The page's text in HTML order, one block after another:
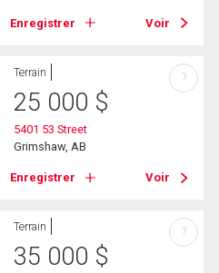
Enregistrer Voir
Terrain
25 000 $
5401 53 Street
Grimshaw, AB
Enregistrer Voir
?
Terrain
35 000 $
?